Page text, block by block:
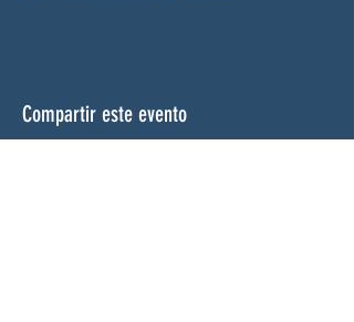
Compartir este evento